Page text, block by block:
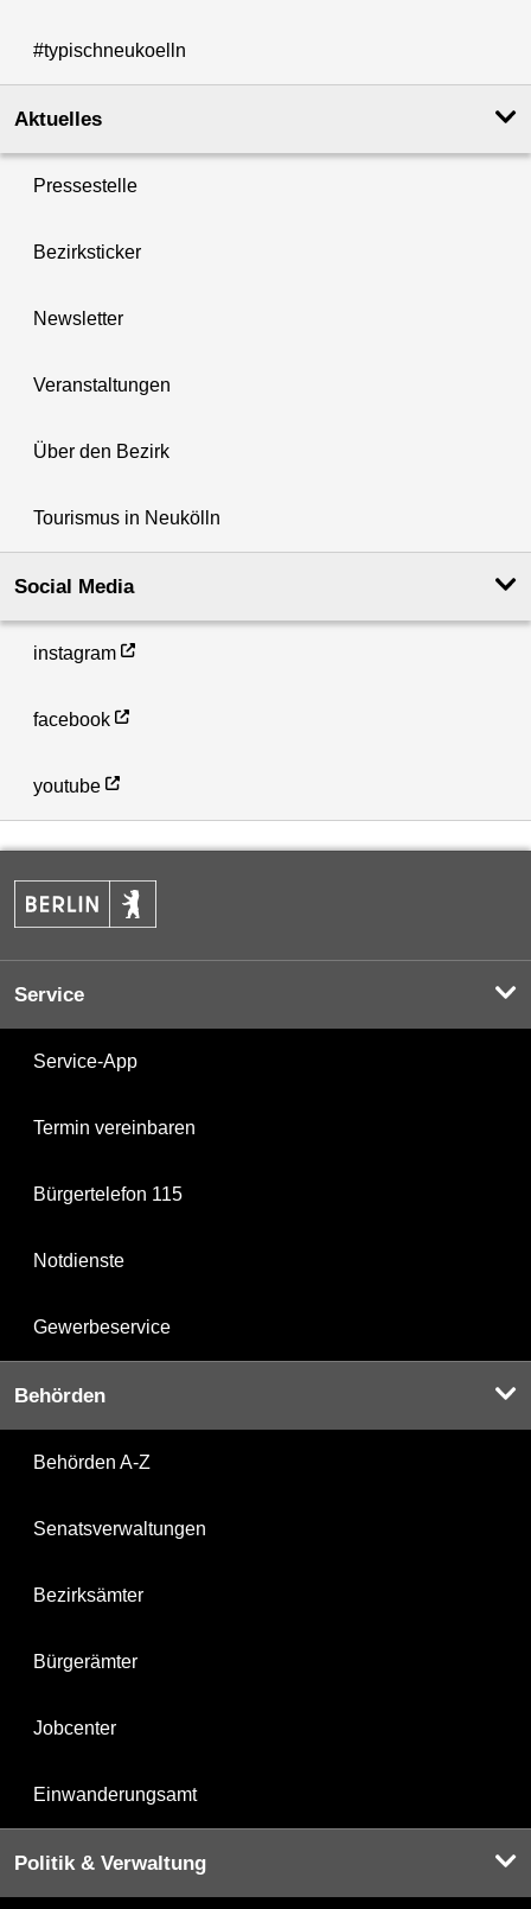
#typischneukoelln
Aktuelles
Pressestelle
Bezirksticker
Newsletter
Veranstaltungen
Über den Bezirk
Tourismus in Neukölln
Social Media
instagram
facebook
youtube
Service
Service-App
Termin vereinbaren
Bürgertelefon 115
Notdienste
Gewerbeservice
Behörden
Behörden A-Z
Senatsverwaltungen
Bezirksämter
Bürgerämter
Jobcenter
Einwanderungsamt
Politik & Verwaltung